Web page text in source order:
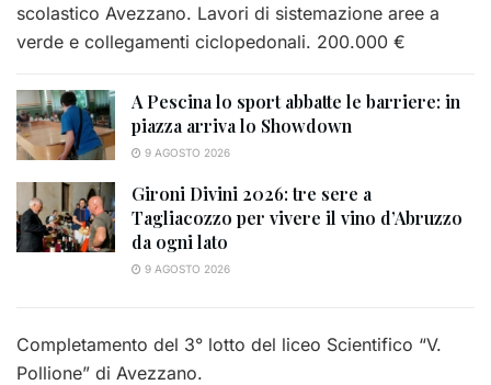
scolastico Avezzano. Lavori di sistemazione aree a
verde e collegamenti ciclopedonali. 200.000 €
A Pescina lo sport abbatte le barriere: in
piazza arriva lo Showdown
9 AGOSTO 2026
Gironi Divini 2026: tre sere a
Tagliacozzo per vivere il vino d’Abruzzo
da ogni lato
9 AGOSTO 2026
Completamento del 3° lotto del liceo Scientifico “V.
Pollione” di Avezzano.